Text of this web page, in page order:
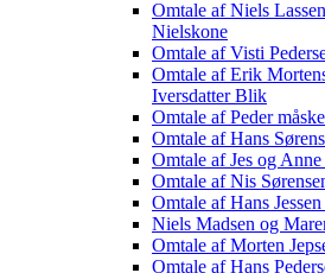
Omtale af Niels
Nielskone
Omtale af Visti
Omtale af Erik
Iversdatter Blik
Omtale af Peder
Omtale af Hans
Omtale af Jes og Anne
Omtale af Nis
Omtale af Hans
Niels Madsen og
Omtale af Morten
Omtale af Hans